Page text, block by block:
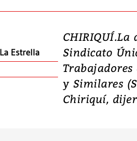
Estrella
CHIRIQUÍ.La
Sindicato
y Similares
Chiriquí,
en